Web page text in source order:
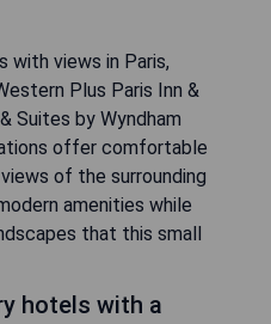
views in Paris,
Plus Paris Inn &
Suites by Wyndham
offer comfortable
of the surrounding
amenities while
that this small
hotels with a